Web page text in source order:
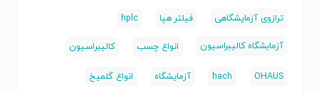
ترازوی آزمایشگاهی فیلتر هپا hplc
آزمایشگاه کالیبراسیون انواع چسب کالیبراسیون
OHAUS
hach آزمایشگاه انواع گلمیخ